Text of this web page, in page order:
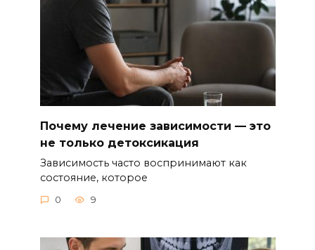
Почему лечение зависимости — это
не только детоксикация
Зависимость часто воспринимают как
состояние, которое
0 9